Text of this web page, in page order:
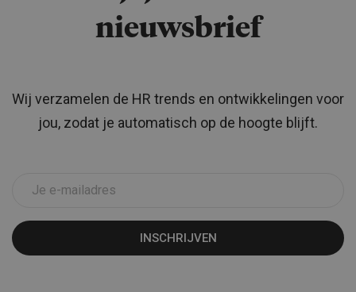
nieuwsbrief
Wij verzamelen de HR trends en ontwikkelingen voor
jou, zodat je automatisch op de hoogte blijft.